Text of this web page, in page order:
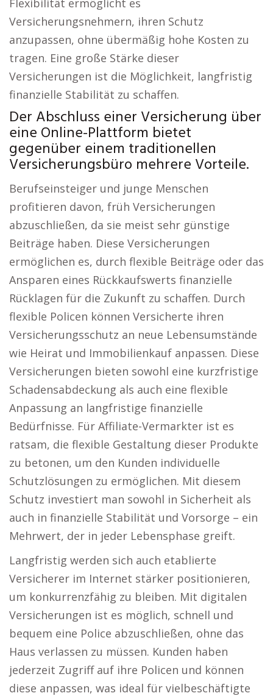
Flexibilität ermöglicht es
Versicherungsnehmern, ihren Schutz
anzupassen, ohne übermäßig hohe Kosten zu
tragen. Eine große Stärke dieser
Versicherungen ist die Möglichkeit, langfristig
finanzielle Stabilität zu schaffen.
Der Abschluss einer Versicherung über
eine Online-Plattform bietet
gegenüber einem traditionellen
Versicherungsbüro mehrere Vorteile.
Berufseinsteiger und junge Menschen
profitieren davon, früh Versicherungen
abzuschließen, da sie meist sehr günstige
Beiträge haben. Diese Versicherungen
ermöglichen es, durch flexible Beiträge oder das
Ansparen eines Rückkaufswerts finanzielle
Rücklagen für die Zukunft zu schaffen. Durch
flexible Policen können Versicherte ihren
Versicherungsschutz an neue Lebensumstände
wie Heirat und Immobilienkauf anpassen. Diese
Versicherungen bieten sowohl eine kurzfristige
Schadensabdeckung als auch eine flexible
Anpassung an langfristige finanzielle
Bedürfnisse. Für Affiliate-Vermarkter ist es
ratsam, die flexible Gestaltung dieser Produkte
zu betonen, um den Kunden individuelle
Schutzlösungen zu ermöglichen. Mit diesem
Schutz investiert man sowohl in Sicherheit als
auch in finanzielle Stabilität und Vorsorge – ein
Mehrwert, der in jeder Lebensphase greift.
Langfristig werden sich auch etablierte
Versicherer im Internet stärker positionieren,
um konkurrenzfähig zu bleiben. Mit digitalen
Versicherungen ist es möglich, schnell und
bequem eine Police abzuschließen, ohne das
Haus verlassen zu müssen. Kunden haben
jederzeit Zugriff auf ihre Policen und können
diese anpassen, was ideal für vielbeschäftigte